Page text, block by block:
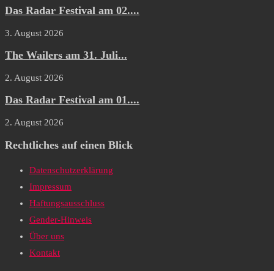
Das Radar Festival am 02....
3. August 2026
The Wailers am 31. Juli...
2. August 2026
Das Radar Festival am 01....
2. August 2026
Rechtliches auf einen Blick
Datenschutzerklärung
Impressum
Haftungsausschluss
Gender-Hinweis
Über uns
Kontakt